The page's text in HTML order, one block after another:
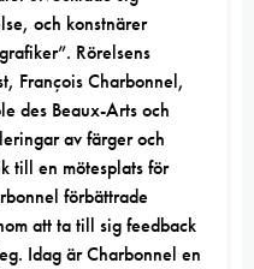
och konstnärer
Rörelsens
François Charbonnel,
des Beaux-Arts och
av färger och
till en mötesplats för
förbättrade
att ta till sig feedback
Idag är Charbonnel en